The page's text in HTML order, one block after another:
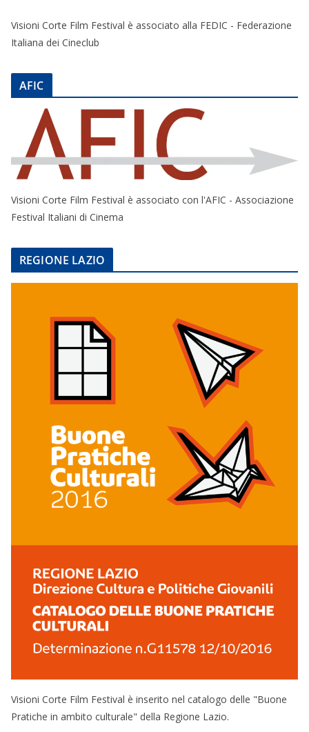
Visioni Corte Film Festival è associato alla FEDIC - Federazione
Italiana dei Cineclub
AFIC
Visioni Corte Film Festival è associato con l'AFIC - Associazione
Festival Italiani di Cinema
REGIONE LAZIO
Visioni Corte Film Festival è inserito nel catalogo delle "Buone
Pratiche in ambito culturale" della Regione Lazio.